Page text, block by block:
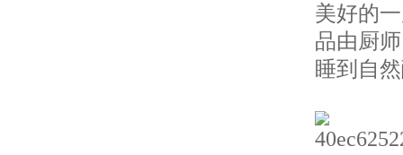
美好的
品由厨
睡到自